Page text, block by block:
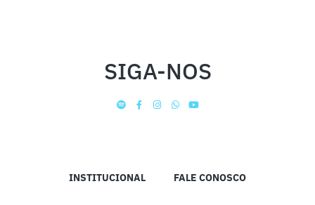
SIGA-NOS
INSTITUCIONAL FALE CONOSCO